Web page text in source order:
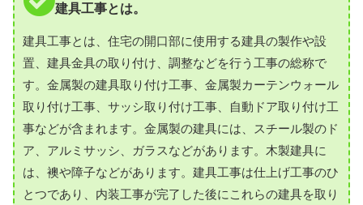
建具工事とは。
建具工事とは、住宅の開口部に使用する建具の製作や設
置、建具金具の取り付け、調整などを行う工事の総称で
す。金属製の建具取り付け工事、金属製カーテンウォール
取り付け工事、サッシ取り付け工事、自動ドア取り付け工
事などが含まれます。金属製の建具には、スチール製のド
ア、アルミサッシ、ガラスなどがあります。木製建具に
は、襖や障子などがあります。建具工事は仕上げ工事のひ
とつであり、内装工事が完了した後にこれらの建具を取り